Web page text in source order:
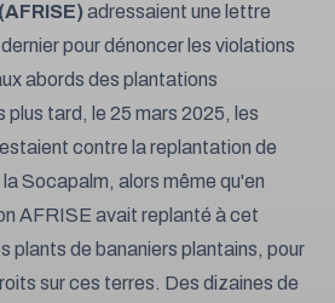
adressaient une lettre
pour dénoncer les violations
abords des plantations
plus tard, le 25 mars 2025, les
contre la replantation de
Socapalm, alors même qu'en
AFRISE avait replanté à cet
plants de bananiers plantains, pour
sur ces terres. Des dizaines de